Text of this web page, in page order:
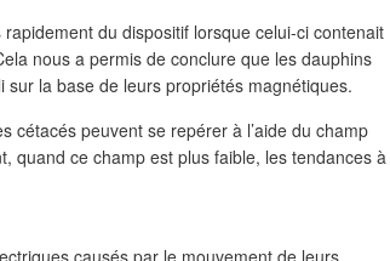
du dispositif lorsque celui-ci contenait
nous a permis de conclure que les dauphins
la base de leurs propriétés magnétiques.
cétacés peuvent se repérer à l’aide du champ
quand ce champ est plus faible, les tendances à
causés par le mouvement de leurs